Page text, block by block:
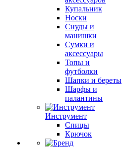
Купальник
Носки
Снуды и
манишки
Сумки и
аксессуары
Топы и
футболки
Шапки и береты
Шарфы и
палантины
Инструмент
Спицы
Крючок